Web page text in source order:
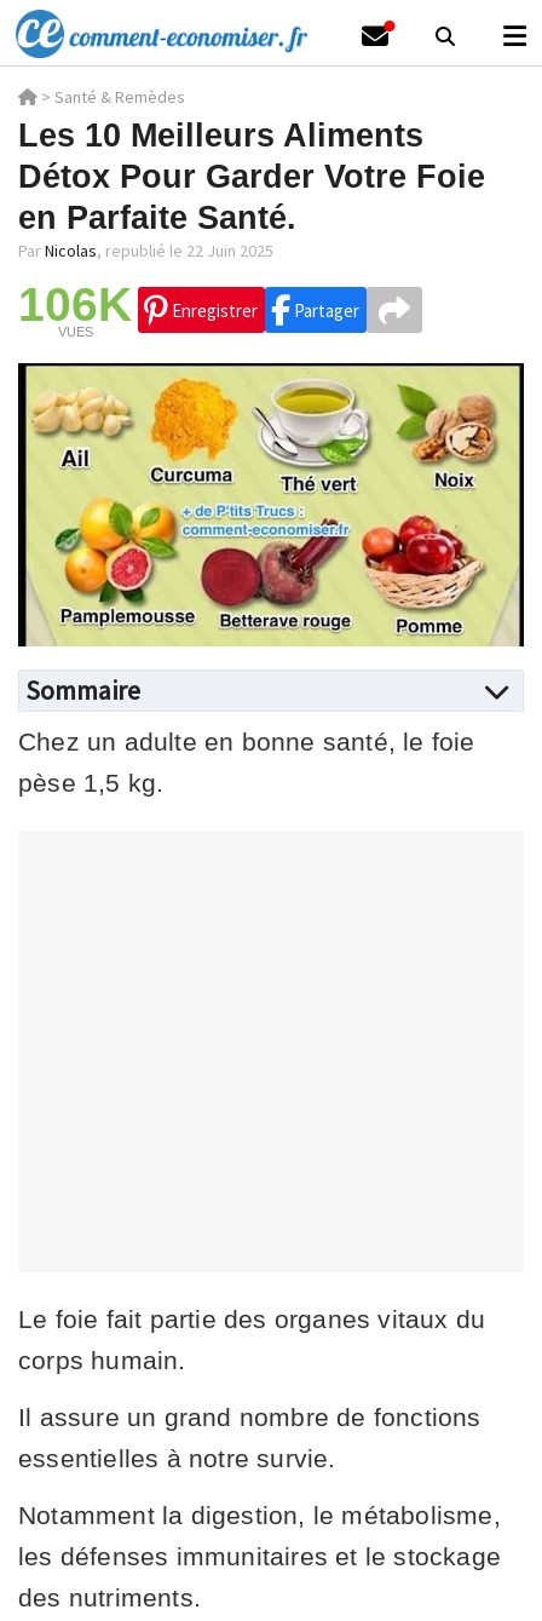
> Santé & Remèdes
Les 10 Meilleurs Aliments
Détox Pour Garder Votre Foie
en Parfaite Santé.
ParNicolas, republié le 22 Juin 2025
106K
VUES
Enregistrer Partager
Sommaire
Chez un adulte en bonne santé, le foie
pèse 1,5 kg.
Le foie fait partie des organes vitaux du
corps humain.
Il assure un grand nombre de fonctions
essentielles à notre survie.
Notamment la digestion, le métabolisme,
les défenses immunitaires et le stockage
des nutriments.